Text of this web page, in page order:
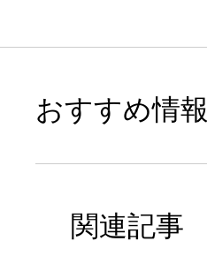
おすすめ情報
関連記事